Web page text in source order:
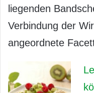
liegenden
Verbindung der
angeordnete